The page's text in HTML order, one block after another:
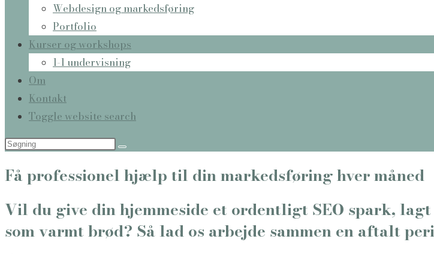
Webdesign og markedsføring
Portfolio
Kurser og workshops
1-1 undervisning
Om
Kontakt
Toggle website search
Få professionel hjælp til din markedsføring hver måned
Vil du give din hjemmeside et ordentligt SEO spark,
som varmt brød? Så lad os arbejde sammen en aftalt